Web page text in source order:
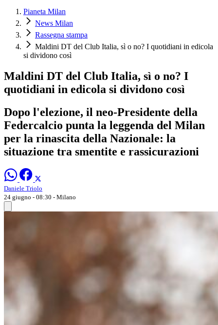
Pianeta Milan
News Milan
Rassegna stampa
Maldini DT del Club Italia, sì o no? I quotidiani in edicola
si dividono così
Maldini DT del Club Italia, sì o no? I
quotidiani in edicola si dividono così
Dopo l'elezione, il neo-Presidente della
Federcalcio punta la leggenda del Milan
per la rinascita della Nazionale: la
situazione tra smentite e rassicurazioni
Daniele Triolo
24 giugno - 08:30 - Milano